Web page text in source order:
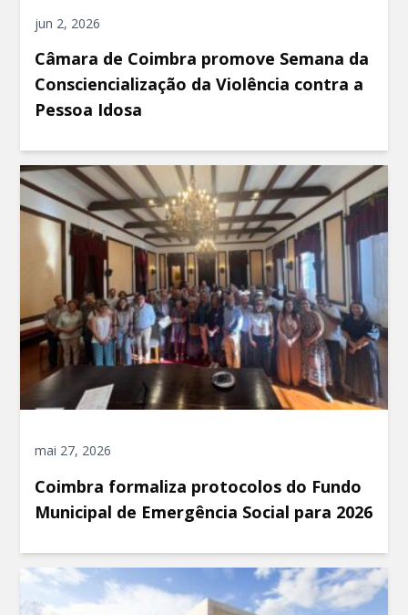
jun 2, 2026
Câmara de Coimbra promove Semana da
Consciencialização da Violência contra a
Pessoa Idosa
mai 27, 2026
Coimbra formaliza protocolos do Fundo
Municipal de Emergência Social para 2026